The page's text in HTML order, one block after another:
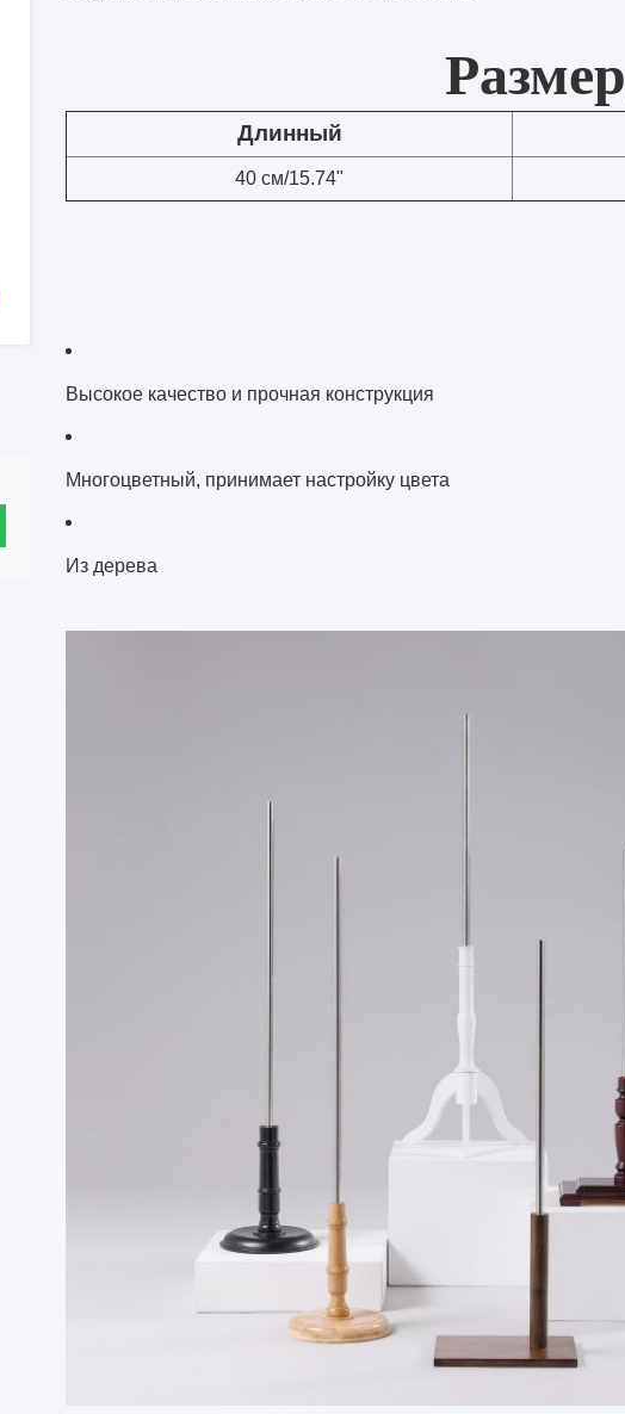
Размер
Длинный
40 см/15.74"
Высокое качество и прочная конструкция
Многоцветный, принимает настройку цвета
Из дерева